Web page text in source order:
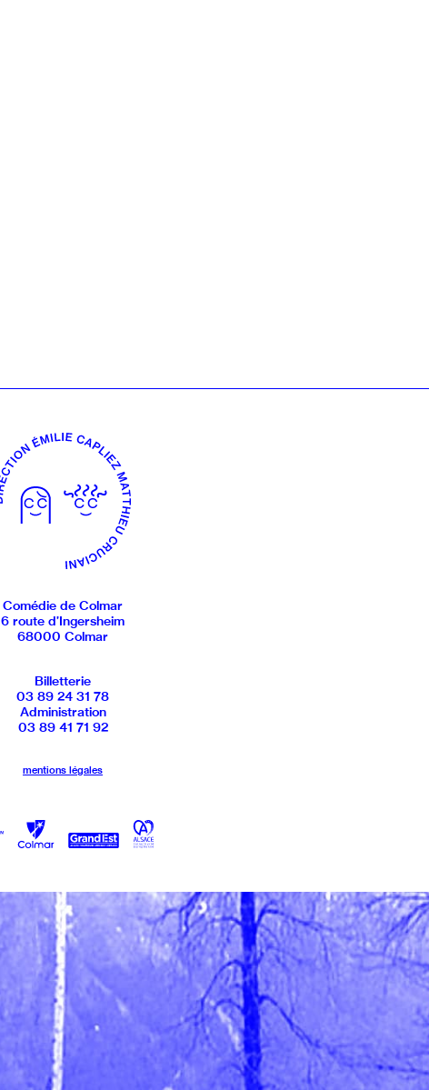
Comédie de Colmar
6 route d’Ingersheim
68000 Colmar
Billetterie
03 89 24 31 78
Administration
03 89 41 71 92
mentions légales